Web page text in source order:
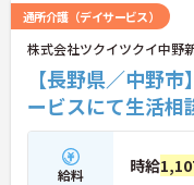
通所介護（デイサービス）
株式会社ツクイツクイ中野
【長野県／中野
ービスにて生活相
給料 時給